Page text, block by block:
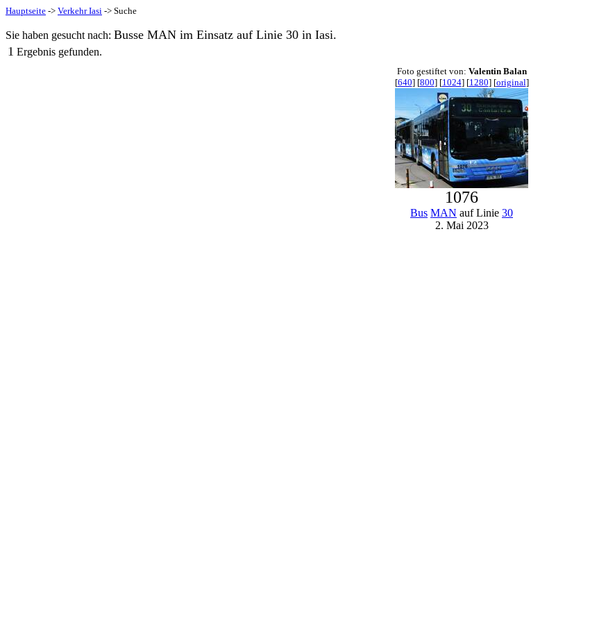
Hauptseite -> Verkehr Iasi -> Suche
Sie haben gesucht nach: Busse MAN im Einsatz auf Linie 30 in Iasi.
1 Ergebnis gefunden.
Foto gestiftet von: Valentin Balan
[640] [800] [1024] [1280] [original]
1076
Bus MAN auf Linie 30
2. Mai 2023